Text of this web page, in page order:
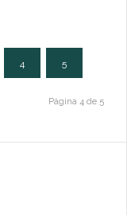
4 5
Página 4 de 5